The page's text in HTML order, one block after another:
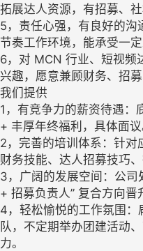
拓展达人资源，有招募、
5，责任心强，有良好的
节奏工作环境，能承受一定
6，对 MCN 行业、短视频
兴趣，愿意兼顾财务、招
我们提供​
1，有竞争力的薪资待遇：
+ 丰厚年终福利，具体面议
2，完善的培训体系：针对
财务技能、达人招募技巧
3，广阔的发展空间：公司
+ 招募负责人” 复合方向晋
4，轻松愉悦的工作氛围：
队，不定期举办团建活动
力。​